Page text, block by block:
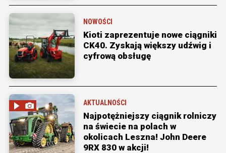
NOWOŚCI
Kioti zaprezentuje nowe ciągniki
CK40. Zyskają większy udźwig i
cyfrową obsługę
AKTUALNOŚCI
Najpotężniejszy ciągnik rolniczy
na świecie na polach w
okolicach Leszna! John Deere
9RX 830 w akcji!